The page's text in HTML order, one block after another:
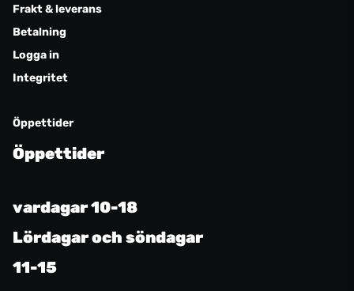
Frakt & leverans
Betalning
Logga in
Integritet
Öppettider
Öppettider
vardagar 10-18
Lördagar och söndagar
11-15